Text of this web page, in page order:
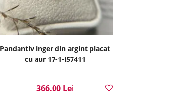
Pandantiv inger din argint placat
cu aur 17-1-i57411
366.00 Lei